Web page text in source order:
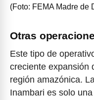
(Foto: FEMA Madre de
Otras
Este tipo de
creciente expansión
región amazónica.
Inambari es solo